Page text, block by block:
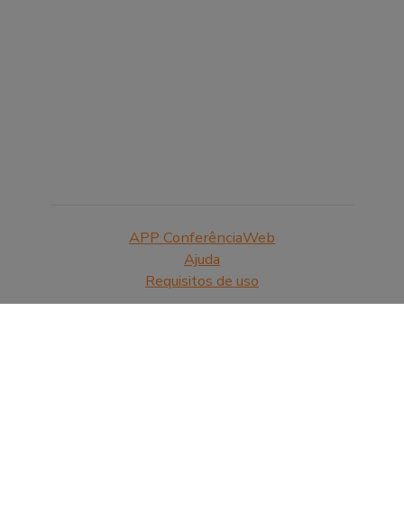
APP ConferênciaWeb
Ajuda
Requisitos de uso